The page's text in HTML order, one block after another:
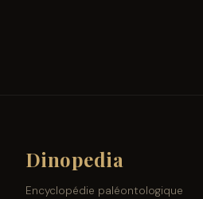
Dinopedia
Encyclopédie paléontologique